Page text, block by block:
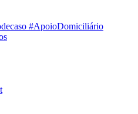
#ApoioDomiciliário